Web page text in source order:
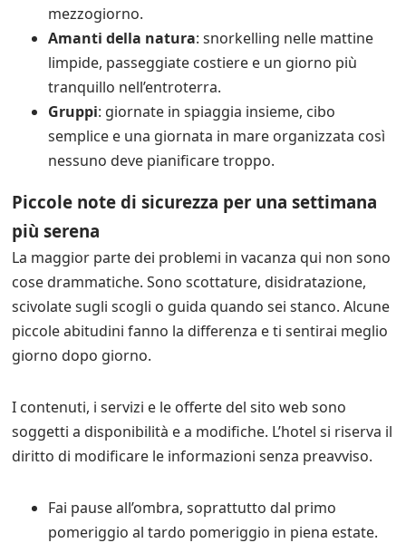
mezzogiorno.
Amanti della natura: snorkelling nelle mattine
limpide, passeggiate costiere e un giorno più
tranquillo nell’entroterra.
Gruppi: giornate in spiaggia insieme, cibo
semplice e una giornata in mare organizzata così
nessuno deve pianificare troppo.
Piccole note di sicurezza per una settimana
più serena
La maggior parte dei problemi in vacanza qui non sono
cose drammatiche. Sono scottature, disidratazione,
scivolate sugli scogli o guida quando sei stanco. Alcune
piccole abitudini fanno la differenza e ti sentirai meglio
giorno dopo giorno.
I contenuti, i servizi e le offerte del sito web sono
soggetti a disponibilità e a modifiche. L’hotel si riserva il
diritto di modificare le informazioni senza preavviso.
Fai pause all’ombra, soprattutto dal primo
pomeriggio al tardo pomeriggio in piena estate.